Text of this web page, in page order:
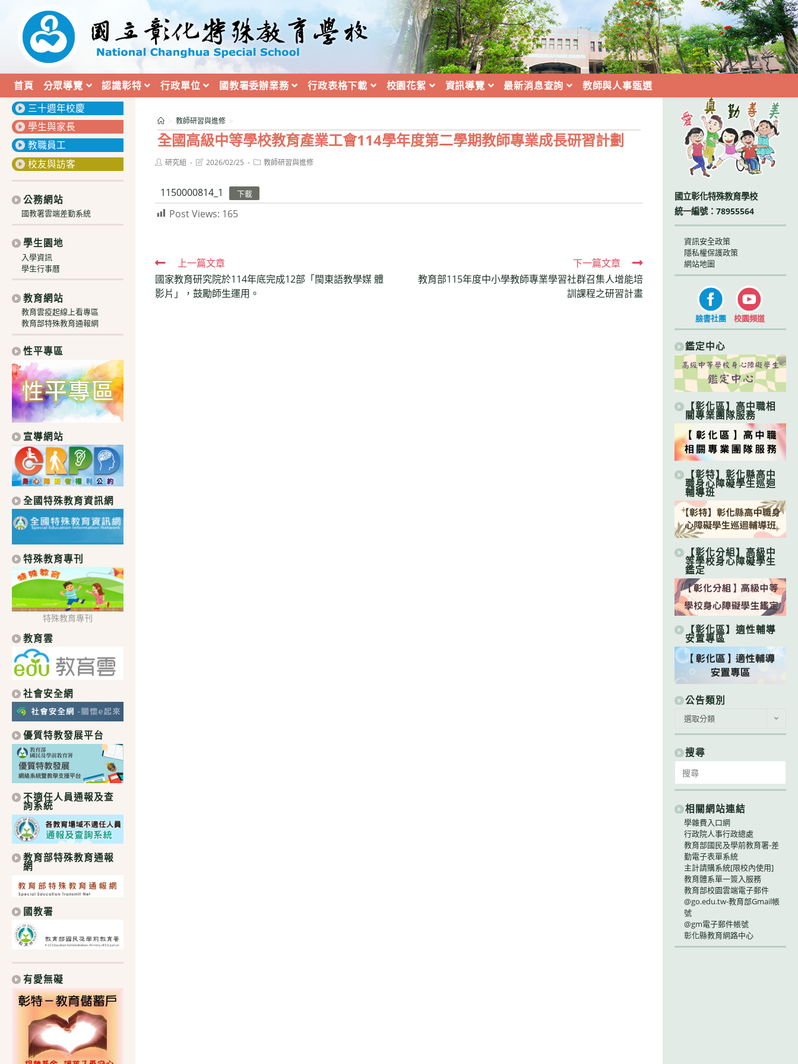
內
首頁 分眾導覽 認識彰特 行政單位 國教署委辦業務 行政表格下載 校園花絮 資訊導覽 最新消息查詢 教師與人事甄選
全國高級中等學校教育產業工會114學年度第二學期教師專業成長研習計劃
> 教師研習與進修 >
Post研究組
Post2026/02/25
Post教師研習與進修
1150000814_1 下載
Post Views: 165
Read
more
articles
上一篇文章
國家教育研究院於114年底完成12部「閩東語教學媒 體
影片」，鼓勵師生運用。
下一篇文章
教育部115年度中小學教師專業學習社群召集人增能培
訓課程之研習計畫
:::
三十週年校慶
學生與家長
教職員工
校友與訪客
公務網站
國教署雲端差勤系統
學生園地
入學資訊
學生行事曆
教育網站
教育雲疫起線上看專區
教育部特殊教育通報網
性平專區
宣導網站
全國特殊教育資訊網
特殊教育專刊
特殊教育專刊
教育雲
社會安全網
優質特教發展平台
不適任人員通報及查
詢系統
教育部特殊教育通報
網
國教署
有愛無礙
國立彰化特殊教育學校
統一編號：78955564
資訊安全政策
隱私權保護政策
網站地圖
臉書社團 校園頻道
鑑定中心
【彰化區】高中職相
關專業團隊服務
【彰特】彰化縣高中
職身心障礙學生巡迴
輔導班
【彰化分組】高級中
等學校身心障礙學生
鑑定
【彰化區】適性輔導
安置專區
公告類別
類
別
選取分類
搜尋
for:
相關網站連結
學雜費入口網
行政院人事行政總處
教育部國民及學前教育署-差
勤電子表單系統
主計請購系統[限校內使用]
教育體系單一簽入服務
教育部校園雲端電子郵件
@go.edu.tw-教育部Gmail帳
號
@gm電子郵件帳號
彰化縣教育網路中心